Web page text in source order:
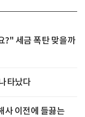
?" 세금 폭탄 맞을까
타났다
사 이전에 들끓는